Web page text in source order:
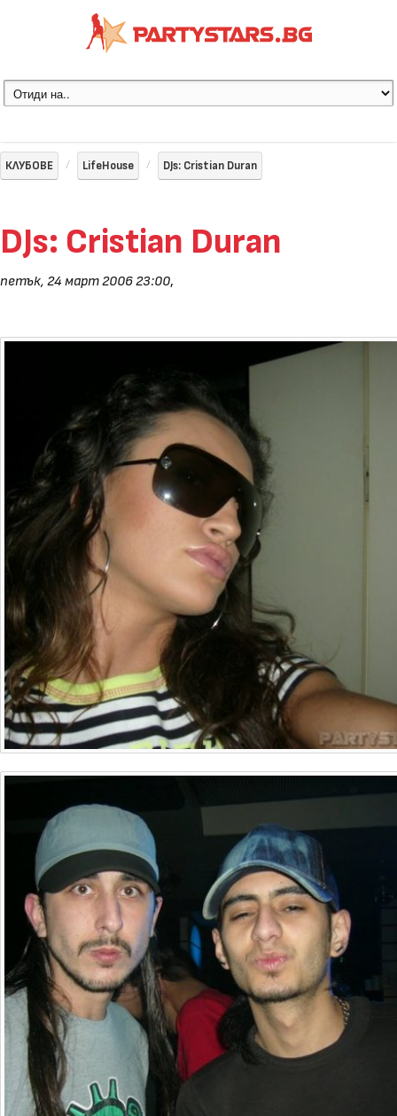
КЛУБОВЕ LifeHouse DJs: Cristian Duran
DJs: Cristian Duran
петък, 24 март 2006 23:00,